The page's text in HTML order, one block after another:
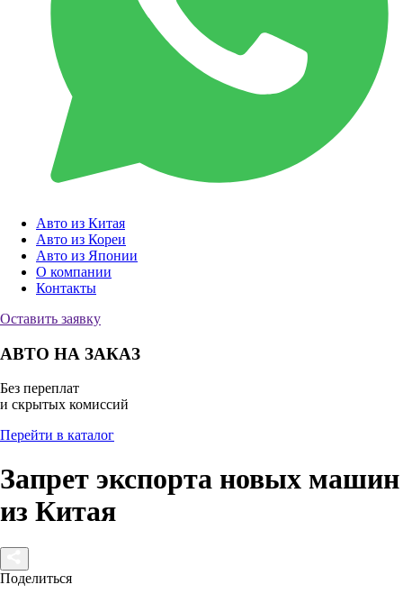
Авто из Китая
Авто из Кореи
Авто из Японии
О компании
Контакты
Оставить заявку
АВТО НА ЗАКАЗ
Без переплат
и скрытых комиссий
Перейти в каталог
Запрет экспорта новых машин
из Китая
Поделиться